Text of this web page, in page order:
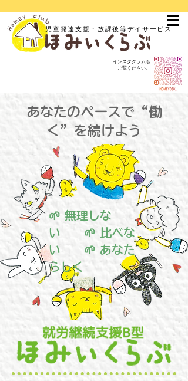
児童発達支援・放課後等デイサービス
インスタグラムも
ご覧ください。
あなたのペースで“働
く”を続けよう
🌱 無理しな
い 🌱 比べな
い 🌱 あなた
らしく